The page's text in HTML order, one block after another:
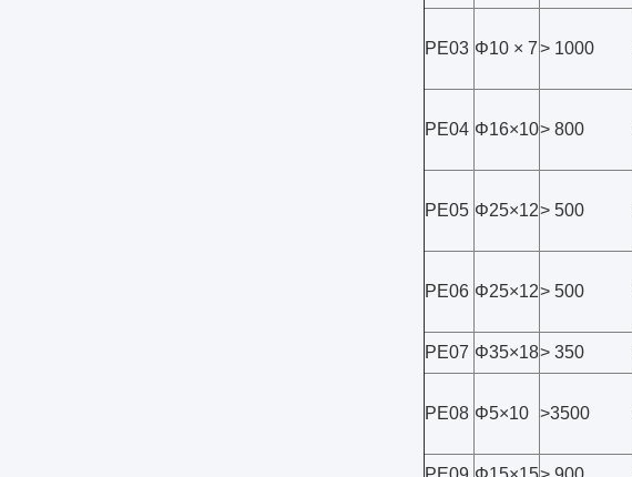
PE03 Φ10 × 7> 1000
PE04 Φ16×10> 800
PE05 Φ25×12> 500
PE06 Φ25×12> 500
PE07 Φ35×18> 350
PE08 Φ5×10 >3500